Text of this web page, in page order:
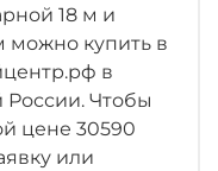
18 м и
можно купить в
в
России. Чтобы
цене 30590
или